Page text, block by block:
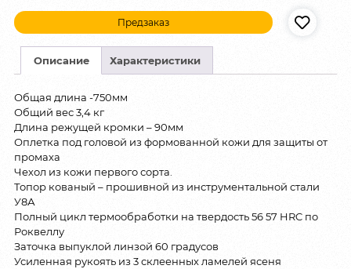
Предзаказ
Описание Характеристики
Общая длина -750мм
Общий вес 3,4 кг
Длина режущей кромки – 90мм
Оплетка под головой из формованной кожи для защиты от
промаха
Чехол из кожи первого сорта.
Топор кованый – прошивной из инструментальной стали
У8А
Полный цикл термообработки на твердость 56 57 HRC по
Роквеллу
Заточка выпуклой линзой 60 градусов
Усиленная рукоять из 3 склеенных ламелей ясеня